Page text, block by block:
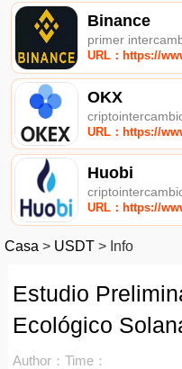
Binance
primer
URL：https://
OKX
URL：https://
Huobi
URL：https://
Casa > USDT > Info
Estudio
Ecológico
Author： Time：